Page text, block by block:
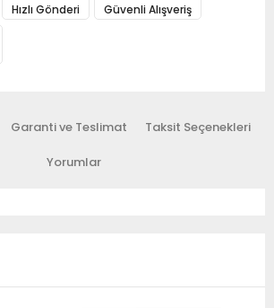
Hızlı Gönderi Güvenli Alışveriş
Garanti ve Teslimat Taksit Seçenekleri
Yorumlar